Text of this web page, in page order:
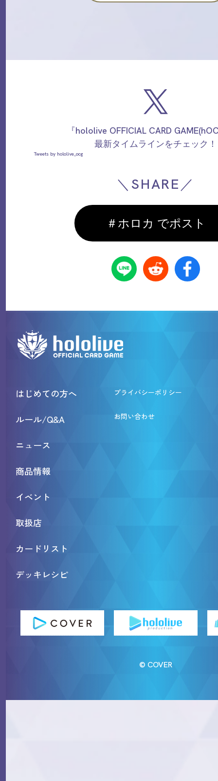
『hololive OFFICIAL CARD
最新タイムラインをチェック！
Tweets by hololive_ocg
＼SHARE／
＃ホロカ でポスト
はじめての方へ
ルール/Q&A
ニュース
商品情報
イベント
取扱店
カードリスト
デッキレシピ
プライバシーポリシー
お問い合わせ
© COVER